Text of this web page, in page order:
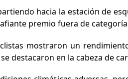
hacia la estación de
premio fuera de
mostraron un
se destacaron en la cabeza